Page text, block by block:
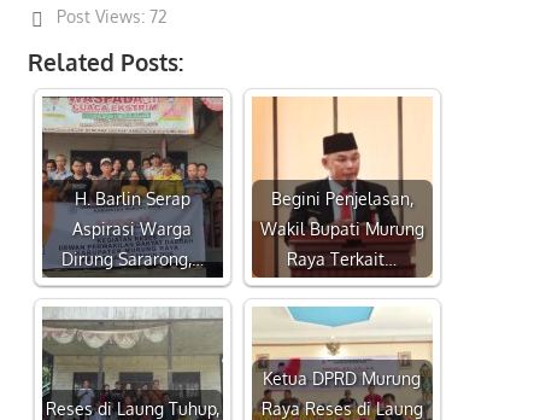
Post Views: 72
Related Posts:
H. Barlin Serap
Aspirasi Warga
Dirung Sararong,…
Begini Penjelasan,
Wakil Bupati Murung
Raya Terkait…
Reses di Laung Tuhup,
Ketua DPRD Murung
Raya Reses di Laung